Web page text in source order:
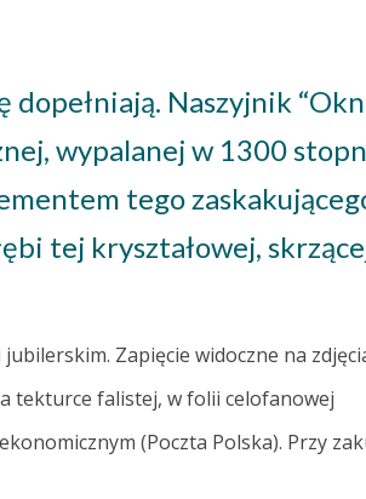
Naszyjnik
wypalanej w 1300
tego
tej kryształowej,
Zapięcie widoczne na
tekturce falistej, w folii celofanowej
(Poczta Polska). Przy